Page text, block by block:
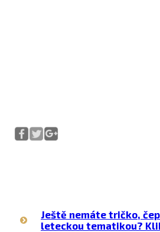
Ještě nemáte tričko,
leteckou tematikou?